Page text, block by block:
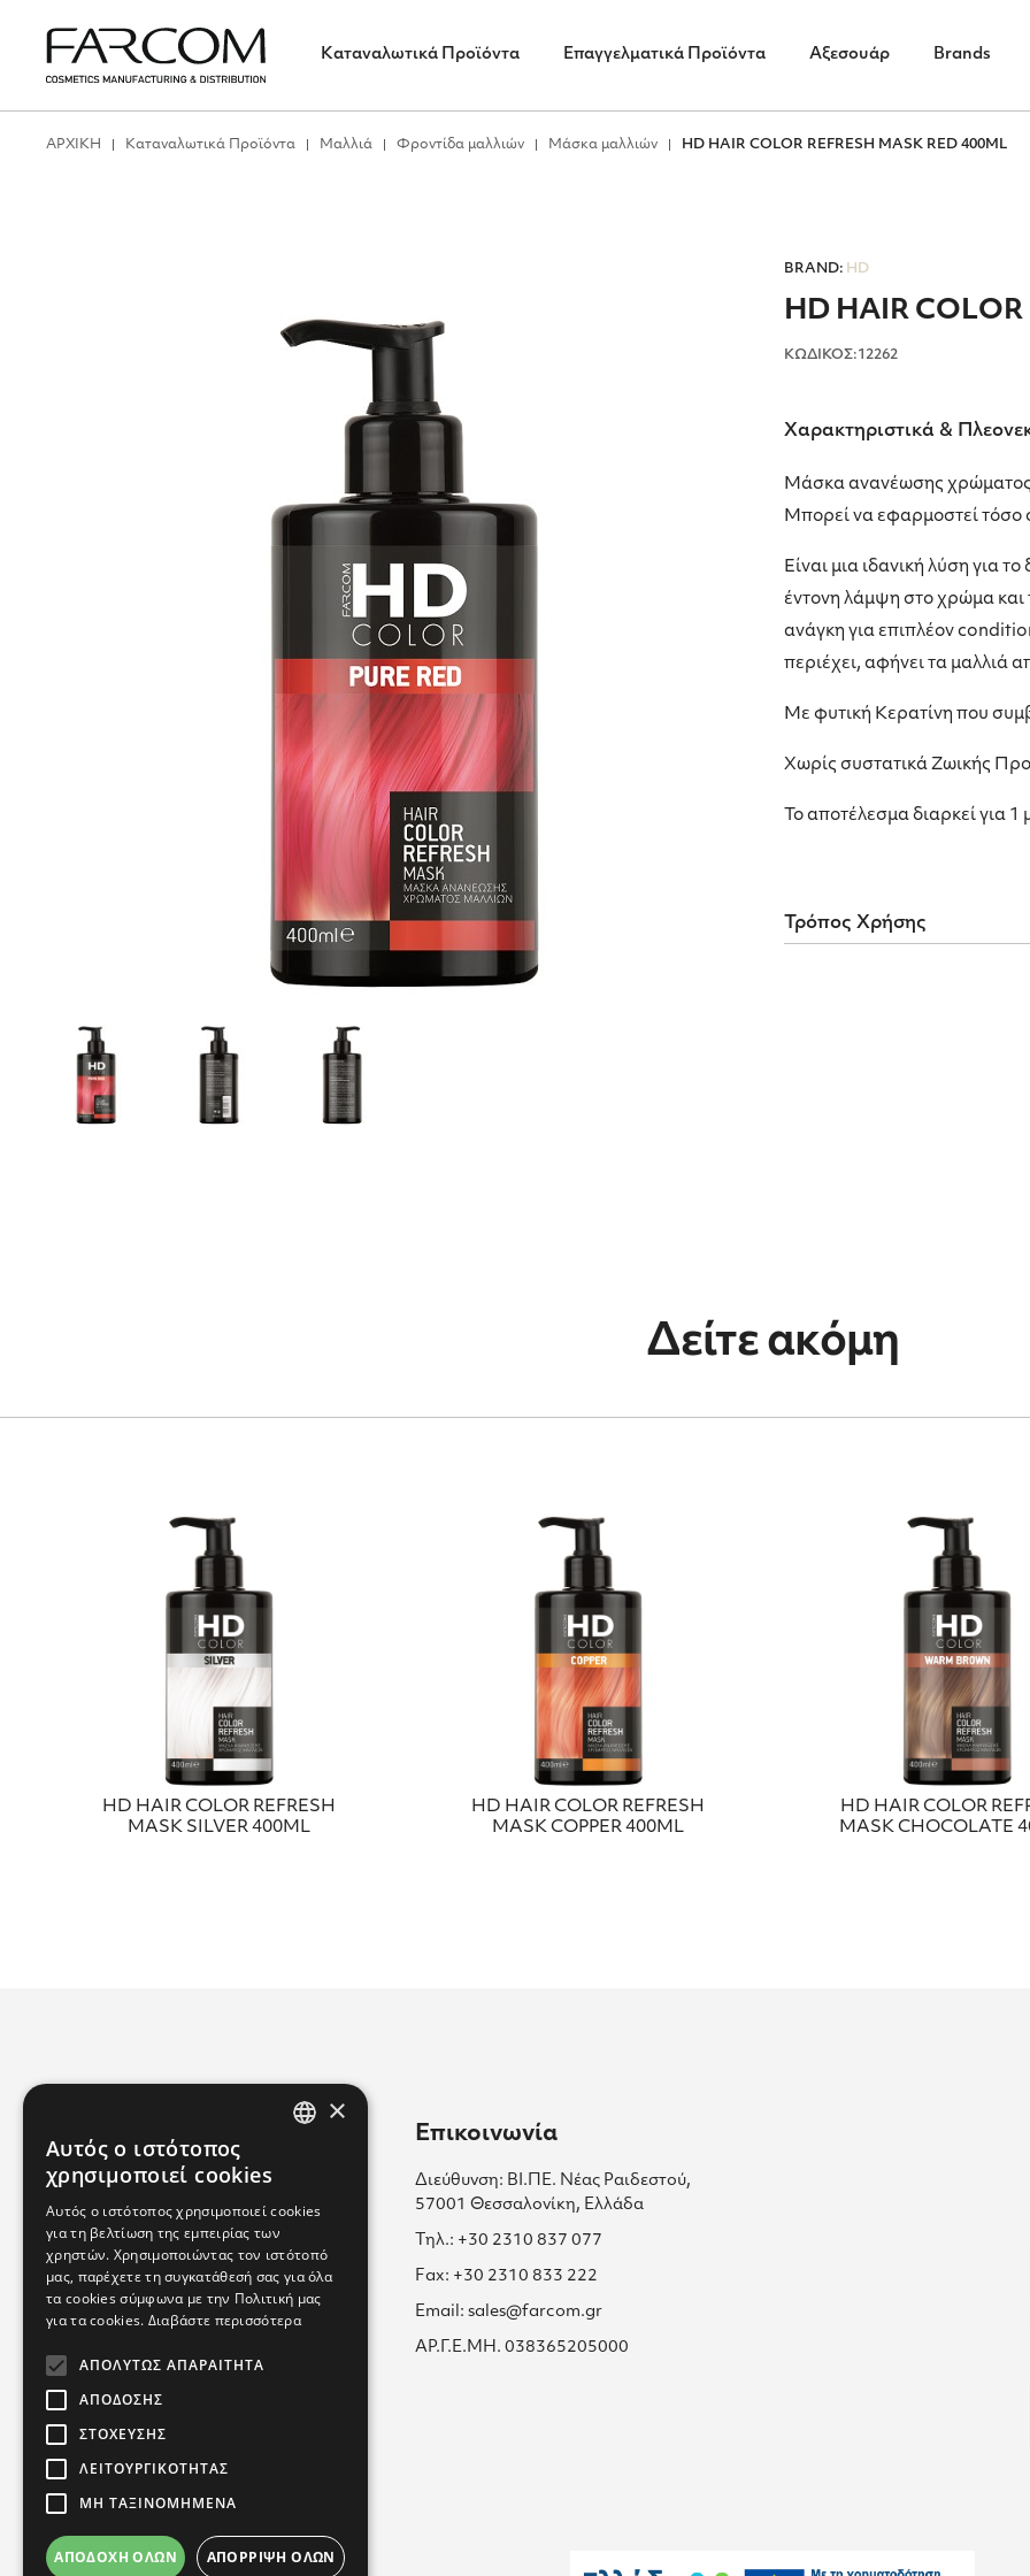
Καταναλωτικά Προϊόντα Επαγγελματικά Προϊόντα Αξεσουάρ Brands
ΑΡΧΙΚΗ Καταναλωτικά Προϊόντα Μαλλιά Φροντίδα μαλλιών Μάσκα μαλλιών HD HAIR COLOR REFRESH MASK RED 400ML
BRAND: HD
HD HAIR COLOR
ΚΩΔΙΚΟΣ:12262
Χαρακτηριστικά &
Μάσκα ανανέωσης χρώματος
Μπορεί να εφαρμοστεί τόσο
Είναι μια ιδανική λύση για
έντονη λάμψη στο χρώμα και
ανάγκη για επιπλέον
περιέχει, αφήνει τα μαλλιά
Με φυτική Κερατίνη που
Χωρίς συστατικά Ζωικής
Το αποτέλεσμα διαρκεί για 1
Τρόπος Χρήσης
Δείτε ακόμη
HD HAIR COLOR REFRESH
MASK SILVER 400ML
HD HAIR COLOR REFRESH
MASK COPPER 400ML
HD HAIR COLOR
MASK CHOCOLATE
Χρήσιμοι Σύνδεσμοι
Επικοινωνία
Πολιτική Cookies
Καριέρα μαζί μας
Όροι Χρήσης
Πολιτική Απορρήτου
Επικοινωνία
Διεύθυνση: ΒΙ.ΠΕ. Νέας Ραιδεστού,
57001 Θεσσαλονίκη, Ελλάδα
Τηλ.: +30 2310 837 077
Fax: +30 2310 833 222
Email: sales@farcom.gr
ΑΡ.Γ.Ε.ΜΗ. 038365205000
×
Αυτός ο ιστότοπος
χρησιμοποιεί cookies
Αυτός ο ιστότοπος χρησιμοποιεί cookies
για τη βελτίωση της εμπειρίας των
χρηστών. Χρησιμοποιώντας τον ιστότοπό
μας, παρέχετε τη συγκατάθεσή σας για όλα
τα cookies σύμφωνα με την Πολιτική μας
για τα cookies. Διαβάστε περισσότερα
ΑΠΟΛΎΤΩΣ ΑΠΑΡΑΊΤΗΤΑ
ΑΠΌΔΟΣΗΣ
ΣΤΌΧΕΥΣΗΣ
ΛΕΙΤΟΥΡΓΙΚΌΤΗΤΑΣ
ΜΗ ΤΑΞΙΝΟΜΗΜΈΝΑ
ΑΠΟΔΟΧΉ ΌΛΩΝ ΑΠΌΡΡΙΨΗ ΌΛΩΝ